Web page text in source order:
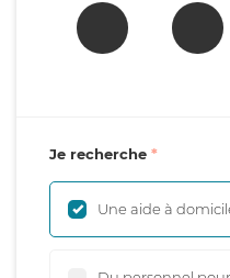
Je recherche
Une aide à